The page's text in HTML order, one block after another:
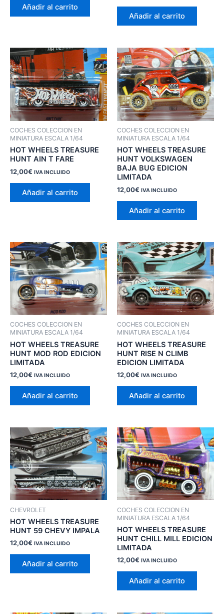
Añadir al carrito
Añadir al carrito
COCHES COLECCION EN
MINIATURA ESCALA 1/64
HOT WHEELS TREASURE
HUNT AIN T FARE
12,00€ IVA INCLUIDO
Añadir al carrito
COCHES COLECCION EN
MINIATURA ESCALA 1/64
HOT WHEELS TREASURE
HUNT VOLKSWAGEN
BAJA BUG EDICION
LIMITADA
12,00€ IVA INCLUIDO
Añadir al carrito
COCHES COLECCION EN
MINIATURA ESCALA 1/64
HOT WHEELS TREASURE
HUNT MOD ROD EDICION
LIMITADA
12,00€ IVA INCLUIDO
Añadir al carrito
COCHES COLECCION EN
MINIATURA ESCALA 1/64
HOT WHEELS TREASURE
HUNT RISE N CLIMB
EDICION LIMITADA
12,00€ IVA INCLUIDO
Añadir al carrito
CHEVROLET
HOT WHEELS TREASURE
HUNT 59 CHEVY IMPALA
12,00€ IVA INCLUIDO
Añadir al carrito
COCHES COLECCION EN
MINIATURA ESCALA 1/64
HOT WHEELS TREASURE
HUNT CHILL MILL EDICION
LIMITADA
12,00€ IVA INCLUIDO
Añadir al carrito